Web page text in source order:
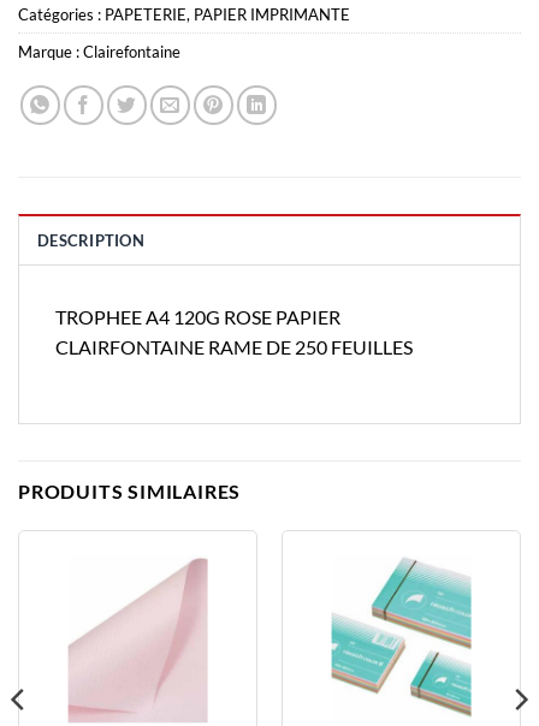
Catégories : PAPETERIE, PAPIER IMPRIMANTE
Marque :Clairefontaine
DESCRIPTION
TROPHEE A4 120G ROSE PAPIER
CLAIRFONTAINE RAME DE 250 FEUILLES
PRODUITS SIMILAIRES